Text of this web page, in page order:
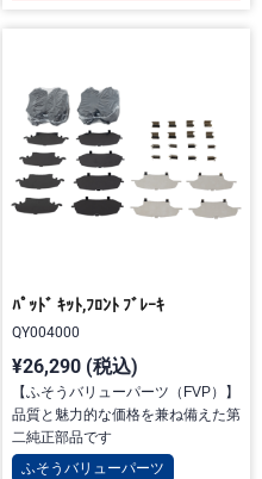
ﾊﾟｯﾄﾞ ｷｯﾄ,ﾌﾛﾝﾄ ﾌﾞﾚｰｷ
QY004000
¥26,290 (税込)
【ふそうバリューパーツ（FVP）】
品質と魅力的な価格を兼ね備えた第
二純正部品です
ふそうバリューパーツ